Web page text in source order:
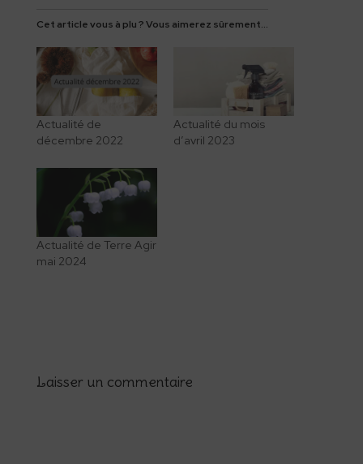
Cet article vous à plu ? Vous aimerez sûrement...
Actualité de
décembre 2022
Actualité du mois
d’avril 2023
Actualité de Terre Agir
mai 2024
Laisser un commentaire